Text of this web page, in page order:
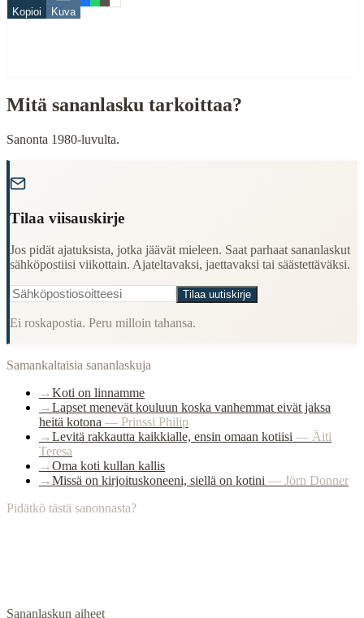
Understanding Finnish cultural wisdom
Finding quotes for speeches or writing
Cultural Context
Origin: Finland
Period:Traditional folk wisdom
Kopioi Kuva
Mitä sananlasku tarkoittaa?
Sanonta 1980-luvulta.
Tilaa viisauskirje
Jos pidät ajatuksista, jotka jäävät mieleen. Saat parhaat sananlaskut
sähköpostiisi viikottain. Ajateltavaksi, jaettavaksi tai säästettäväksi.
Tilaa uutiskirje
Ei roskapostia. Peru milloin tahansa.
Samankaltaisia sananlaskuja
→Koti on linnamme
→Lapset menevät kouluun koska vanhemmat eivät jaksa
heitä kotona — Prinssi Philip
→Levitä rakkautta kaikkialle, ensin omaan kotiisi — Äiti
Teresa
→Oma koti kullan kallis
→Missä on kirjoituskoneeni, siellä on kotini — Jörn Donner
Pidätkö tästä sanonnasta?
Sananlaskun aiheet